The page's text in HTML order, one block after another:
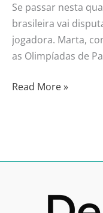
Se passar nesta
brasileira vai
jogadora. Marta,
as Olimpíadas de
Read More »